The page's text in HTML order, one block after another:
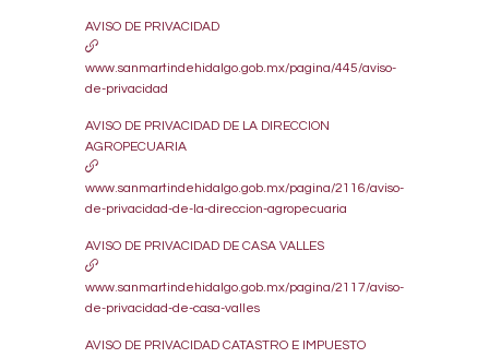
AVISO DE PRIVACIDAD
www.sanmartindehidalgo.gob.mx/pagina/445/aviso-
de-privacidad
AVISO DE PRIVACIDAD DE LA DIRECCION
AGROPECUARIA
www.sanmartindehidalgo.gob.mx/pagina/2116/aviso-
de-privacidad-de-la-direccion-agropecuaria
AVISO DE PRIVACIDAD DE CASA VALLES
www.sanmartindehidalgo.gob.mx/pagina/2117/aviso-
de-privacidad-de-casa-valles
AVISO DE PRIVACIDAD CATASTRO E IMPUESTO